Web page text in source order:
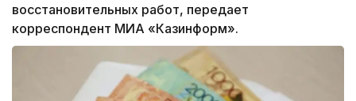
восстановительных работ, передает
корреспондент МИА «Казинформ».